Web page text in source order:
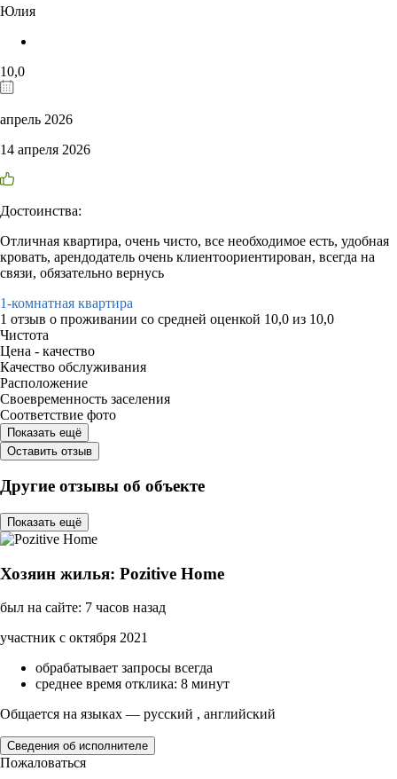
Юлия
10,0
апрель 2026
14 апреля 2026
Достоинства:
Отличная квартира, очень чисто, все необходимое есть, удобная
кровать, арендодатель очень клиентоориентирован, всегда на
связи, обязательно вернусь
1-комнатная квартира
1 отзыв о проживании со средней оценкой 10,0 из 10,0
Чистота
Цена - качество
Качество обслуживания
Расположение
Своевременность заселения
Соответствие фото
Показать ещё
Оставить отзыв
Другие отзывы об объекте
Показать ещё
Хозяин жилья: Pozitive Home
был на сайте: 7 часов назад
участник с октября 2021
обрабатывает запросы всегда
среднее время отклика: 8 минут
Общается на языках — русский , английский
Сведения об исполнителе
Пожаловаться